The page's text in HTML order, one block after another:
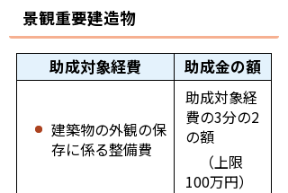
景観重要建造物
助成対象経費 助成金の額
建築物の外観の保
存に係る整備費
助成対象経
費の3分の2
の額
（上限
100万円）